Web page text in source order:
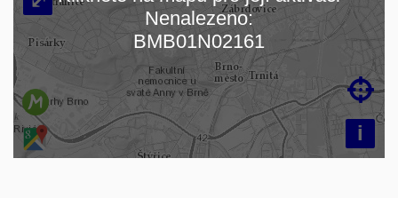
Načítám mapu…
i

Nenalezeno:
BMB01N02161